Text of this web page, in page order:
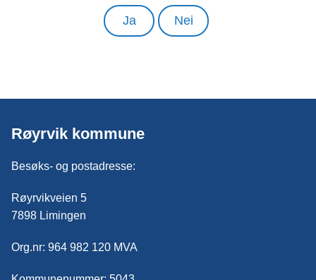
Ja Nei
Røyrvik kommune
Besøks- og postadresse:
Røyrvikveien 5
7898 Limingen
Org.nr: 964 982 120 MVA